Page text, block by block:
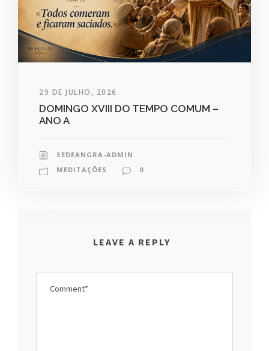
29 DE JULHO, 2026
DOMINGO XVIII DO TEMPO COMUM –
ANO A
SEDEANGRA-ADMIN
MEDITAÇÕES
0
LEAVE A REPLY